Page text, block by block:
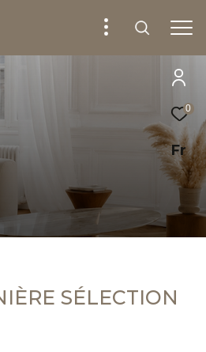
0
Fr
SÉLECTION